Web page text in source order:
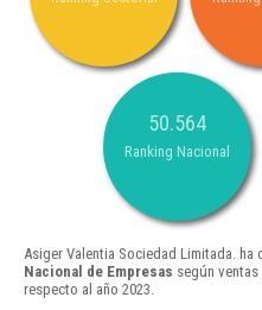
50.564
Ranking Nacional
Asiger Valentia Sociedad Limitada. ha
Nacional de Empresas según
respecto al año 2023.